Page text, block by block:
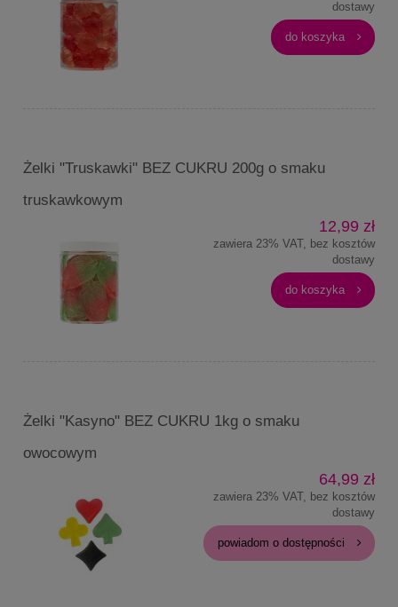
dostawy
do koszyka
Żelki "Truskawki" BEZ CUKRU 200g o smaku
truskawkowym
12,99 zł
zawiera 23% VAT, bez kosztów
dostawy
do koszyka
Żelki "Kasyno" BEZ CUKRU 1kg o smaku
owocowym
64,99 zł
zawiera 23% VAT, bez kosztów
dostawy
powiadom o dostępności